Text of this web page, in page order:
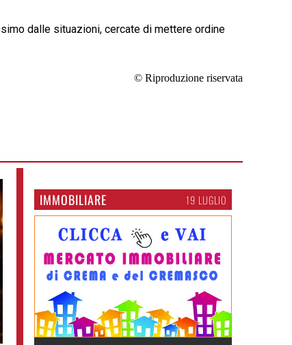
dalle situazioni, cercate di mettere ordine
© Riproduzione riservata
IMMOBILIARE 19 LUGLIO